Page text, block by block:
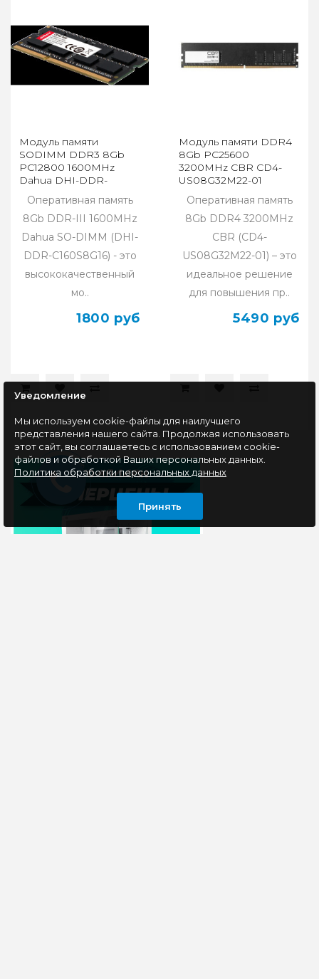
Модуль памяти
SODIMM DDR3 8Gb
PC12800 1600MHz
Dahua DHI-DDR-
Оперативная память
8Gb DDR-III 1600MHz
Dahua SO-DIMM (DHI-
DDR-C160S8G16) - это
высококачественный
мо..
1800 руб
Модуль памяти DDR4
8Gb PC25600
3200MHz CBR CD4-
US08G32M22-01
Оперативная память
8Gb DDR4 3200MHz
CBR (CD4-
US08G32M22-01) – это
идеальное решение
для повышения пр..
5490 руб
Уведомление
Мы используем cookie-файлы для наилучшего
представления нашего сайта. Продолжая использовать
этот сайт, вы соглашаетесь с использованием cookie-
файлов и обработкой Ваших персональных данных.
Политика обработки персональных данных
Принять